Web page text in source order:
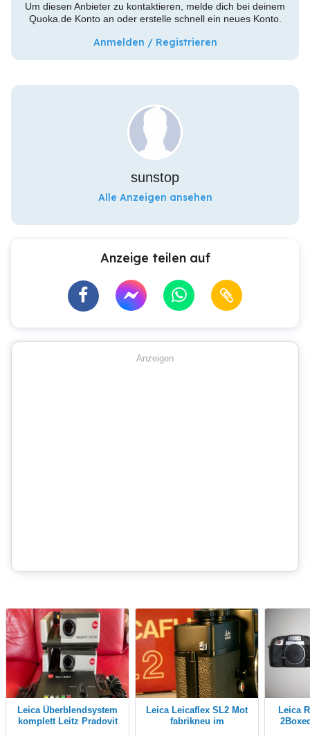
Um diesen Anbieter zu kontaktieren, melde dich bei deinem
Quoka.de Konto an oder erstelle schnell ein neues Konto.
Anmelden / Registrieren
sunstop
Alle Anzeigen ansehen
Anzeige teilen auf
Anzeigen
Leica Überblendsystem
komplett Leitz Pradovit
Leica Leicaflex SL2 Mot
fabrikneu im
Leica R8 - 2 X - S & B -